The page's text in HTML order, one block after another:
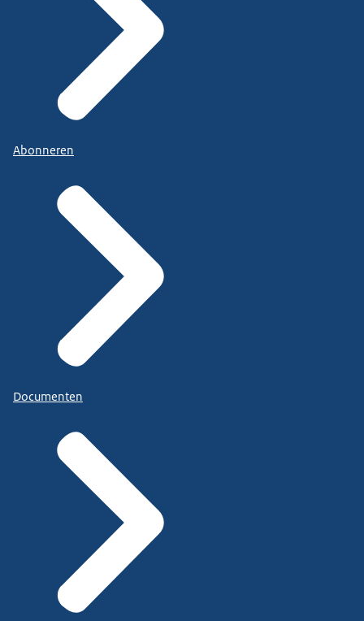
Abonneren
Documenten